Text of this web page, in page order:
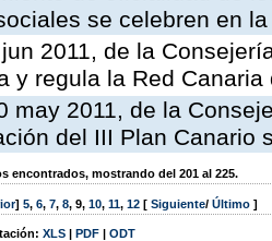
se celebren en
2011, de la
y regula la Red
may 2011, de la
del III Plan Canario
encontrados, mostrando del 201 al 225.
] 5, 6, 7, 8, 9, 10, 11, 12 [ Siguiente/ Último ]
XLS | PDF | ODT